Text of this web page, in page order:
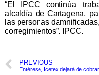
“El IPCC continúa
alcaldía de Cartagena,
las personas
corregimientos”. IPCC.
PREVIOUS